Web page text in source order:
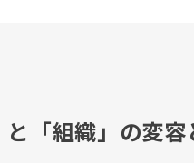
と「組織」の変容